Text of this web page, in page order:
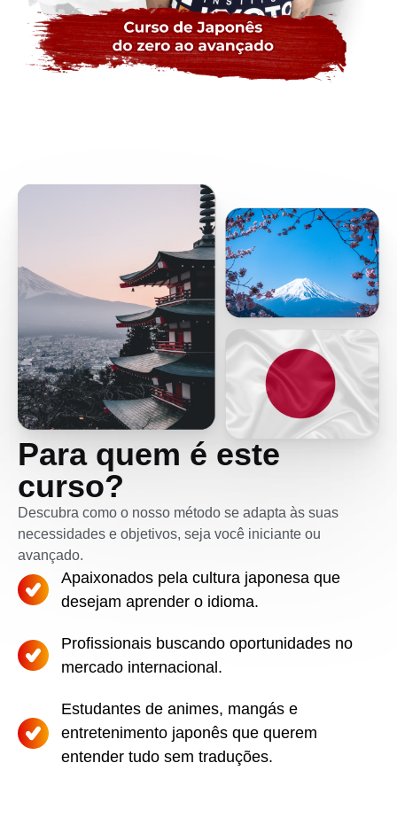
Para quem é este
curso?
Descubra como o nosso método se adapta às suas
necessidades e objetivos, seja você iniciante ou
avançado.
Apaixonados pela cultura japonesa que
desejam aprender o idioma.
Profissionais buscando oportunidades no
mercado internacional.
Estudantes de animes, mangás e
entretenimento japonês que querem
entender tudo sem traduções.